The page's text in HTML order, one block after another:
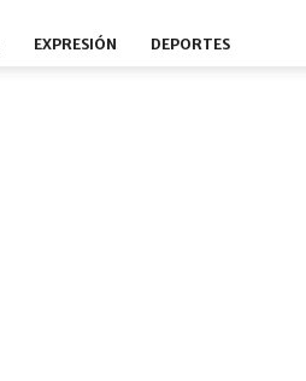
EXPRESIÓN DEPORTES